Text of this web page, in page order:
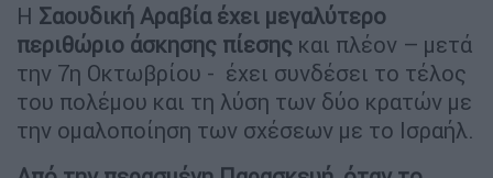
Η Σαουδική Αραβία έχει μεγαλύτερο
περιθώριο άσκησης πίεσης και πλέον – μετά
την 7η Οκτωβρίου - έχει συνδέσει το τέλος
του πολέμου και τη λύση των δύο κρατών με
την ομαλοποίηση των σχέσεων με το Ισραήλ.